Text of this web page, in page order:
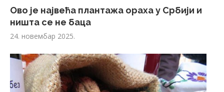
Ово је највећа плантажа ораха у Србији и
ништа се не баца
24. новембар 2025.